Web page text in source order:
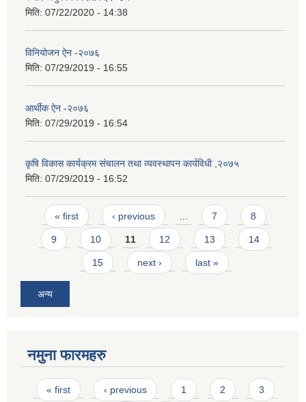
मिति: 07/22/2020 - 14:38
विनियोजन ऐन -२०७६
मिति: 07/29/2019 - 16:55
आर्थीक ऐन -२०७६
मिति: 07/29/2019 - 16:54
कृषि विकास कार्यक्रम संचालन तथा व्यवस्थापन कार्यविधी ,२०७५
मिति: 07/29/2019 - 16:52
Pages
« first ‹ previous 7 8
9 10 11 12 13 14
15 next › last »
अन्य
नमुना फारमहरु
Pages
« first ‹ previous 1 2 3